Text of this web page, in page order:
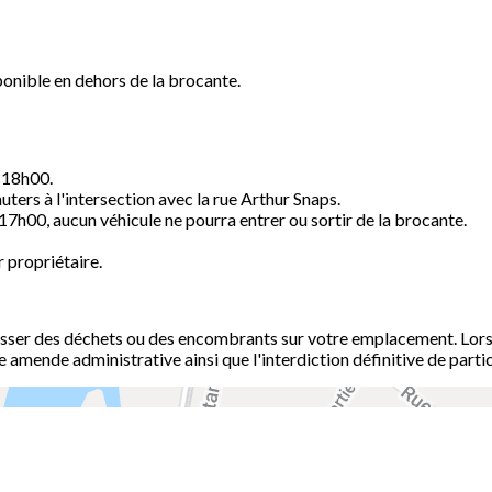
en dehors de la brocante.
à l'intersection avec la rue Arthur Snaps.
aucun véhicule ne pourra entrer ou sortir de la brocante.
propriétaire.
des déchets ou des encombrants sur votre emplacement.
amende administrative ainsi que l'interdiction définitive de